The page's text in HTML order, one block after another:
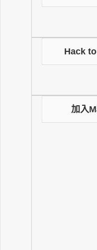
Hack
加入